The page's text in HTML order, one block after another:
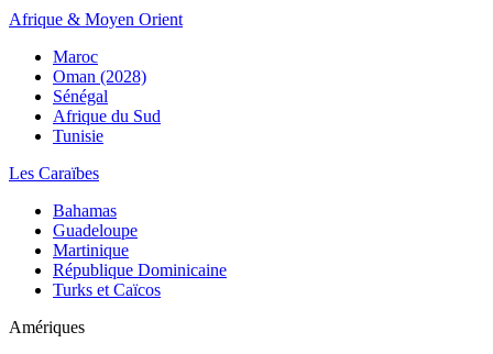
Afrique & Moyen Orient
Maroc
Oman (2028)
Sénégal
Afrique du Sud
Tunisie
Les Caraïbes
Bahamas
Guadeloupe
Martinique
République Dominicaine
Turks et Caïcos
Amériques